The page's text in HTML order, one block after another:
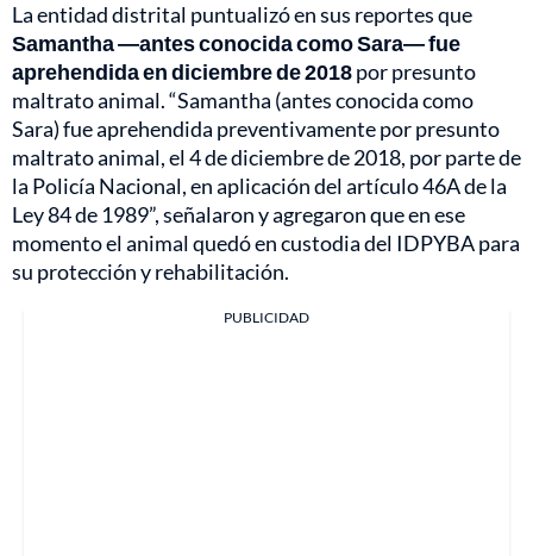
La entidad distrital puntualizó en sus reportes que
Samantha —antes conocida como Sara— fue
aprehendida en diciembre de 2018por presunto
maltrato animal. “Samantha (antes conocida como
Sara) fue aprehendida preventivamente por presunto
maltrato animal, el 4 de diciembre de 2018, por parte de
la Policía Nacional, en aplicación del artículo 46A de la
Ley 84 de 1989”, señalaron y agregaron que en ese
momento el animal quedó en custodia del IDPYBA para
su protección y rehabilitación.
PUBLICIDAD